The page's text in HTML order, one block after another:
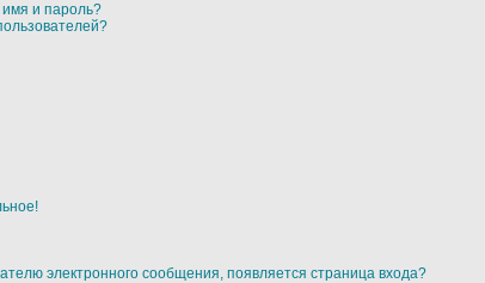
имя и пароль?
электронного сообщения, появляется страница входа?